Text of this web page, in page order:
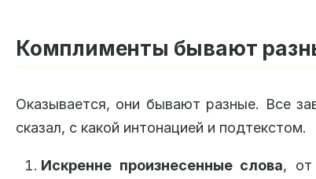
Комплименты бывают
Оказывается, они бывают разные. Все
сказал, с какой интонацией и подтекстом.
Искренне произнесенные слова, от